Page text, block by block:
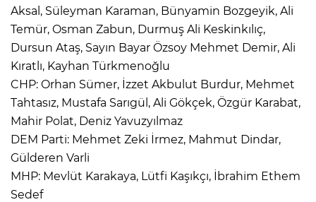
Aksal, Süleyman Karaman, Bünyamin Bozgeyik, Ali
Temür, Osman Zabun, Durmuş Ali Keskinkılıç,
Dursun Ataş, Sayın Bayar Özsoy Mehmet Demir, Ali
Kıratlı, Kayhan Türkmenoğlu
CHP: Orhan Sümer, İzzet Akbulut Burdur, Mehmet
Tahtasız, Mustafa Sarıgül, Ali Gökçek, Özgür Karabat,
Mahir Polat, Deniz Yavuzyılmaz
DEM Parti: Mehmet Zeki İrmez, Mahmut Dindar,
Gülderen Varli
MHP: Mevlüt Karakaya, Lütfi Kaşıkçı, İbrahim Ethem
Sedef